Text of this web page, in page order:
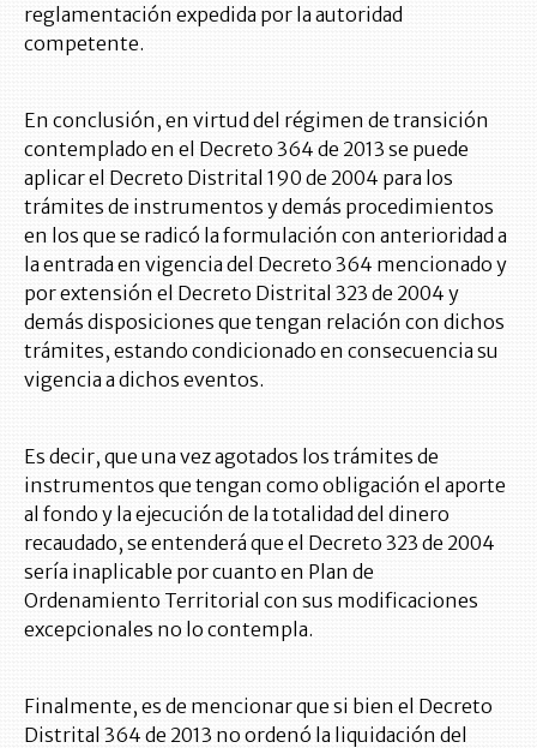
reglamentación expedida por la autoridad
competente.
En conclusión, en virtud del régimen de transición
contemplado en el Decreto 364 de 2013 se puede
aplicar el Decreto Distrital 190 de 2004 para los
trámites de instrumentos y demás procedimientos
en los que se radicó la formulación con anterioridad a
la entrada en vigencia del Decreto 364 mencionado y
por extensión el Decreto Distrital 323 de 2004 y
demás disposiciones que tengan relación con dichos
trámites, estando condicionado en consecuencia su
vigencia a dichos eventos.
Es decir, que una vez agotados los trámites de
instrumentos que tengan como obligación el aporte
al fondo y la ejecución de la totalidad del dinero
recaudado, se entenderá que el Decreto 323 de 2004
sería inaplicable por cuanto en Plan de
Ordenamiento Territorial con sus modificaciones
excepcionales no lo contempla.
Finalmente, es de mencionar que si bien el Decreto
Distrital 364 de 2013 no ordenó la liquidación del